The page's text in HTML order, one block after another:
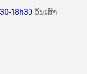
18h30 ວັນເສົາ